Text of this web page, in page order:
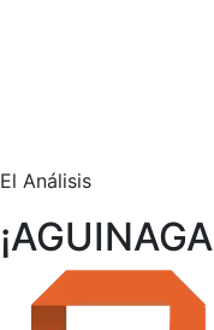
El Análisis